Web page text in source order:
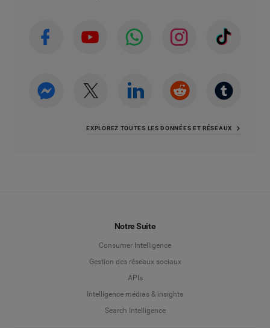
EXPLOREZ TOUTES LES DONNÉES ET RÉSEAUX
Notre Suite
Consumer Intelligence
Gestion des réseaux sociaux
APIs
Intelligence médias & insights
Search Intelligence